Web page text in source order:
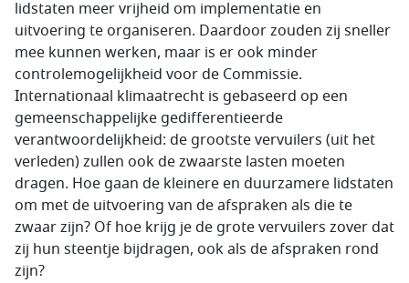
lidstaten meer vrijheid om implementatie en
uitvoering te organiseren. Daardoor zouden zij sneller
mee kunnen werken, maar is er ook minder
controlemogelijkheid voor de Commissie.
Internationaal klimaatrecht is gebaseerd op een
gemeenschappelijke gedifferentieerde
verantwoordelijkheid: de grootste vervuilers (uit het
verleden) zullen ook de zwaarste lasten moeten
dragen. Hoe gaan de kleinere en duurzamere lidstaten
om met de uitvoering van de afspraken als die te
zwaar zijn? Of hoe krijg je de grote vervuilers zover dat
zij hun steentje bijdragen, ook als de afspraken rond
zijn?